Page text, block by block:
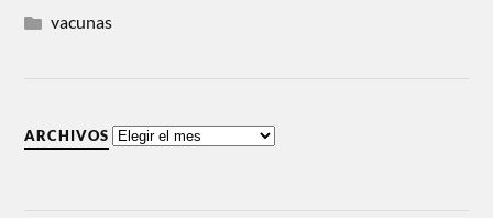
vacunas
ARCHIVOS